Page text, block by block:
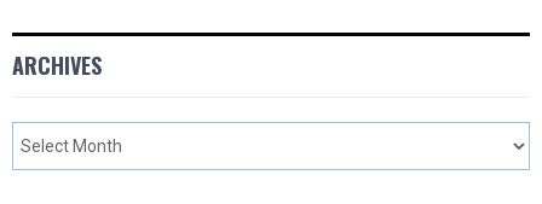
ARCHIVES